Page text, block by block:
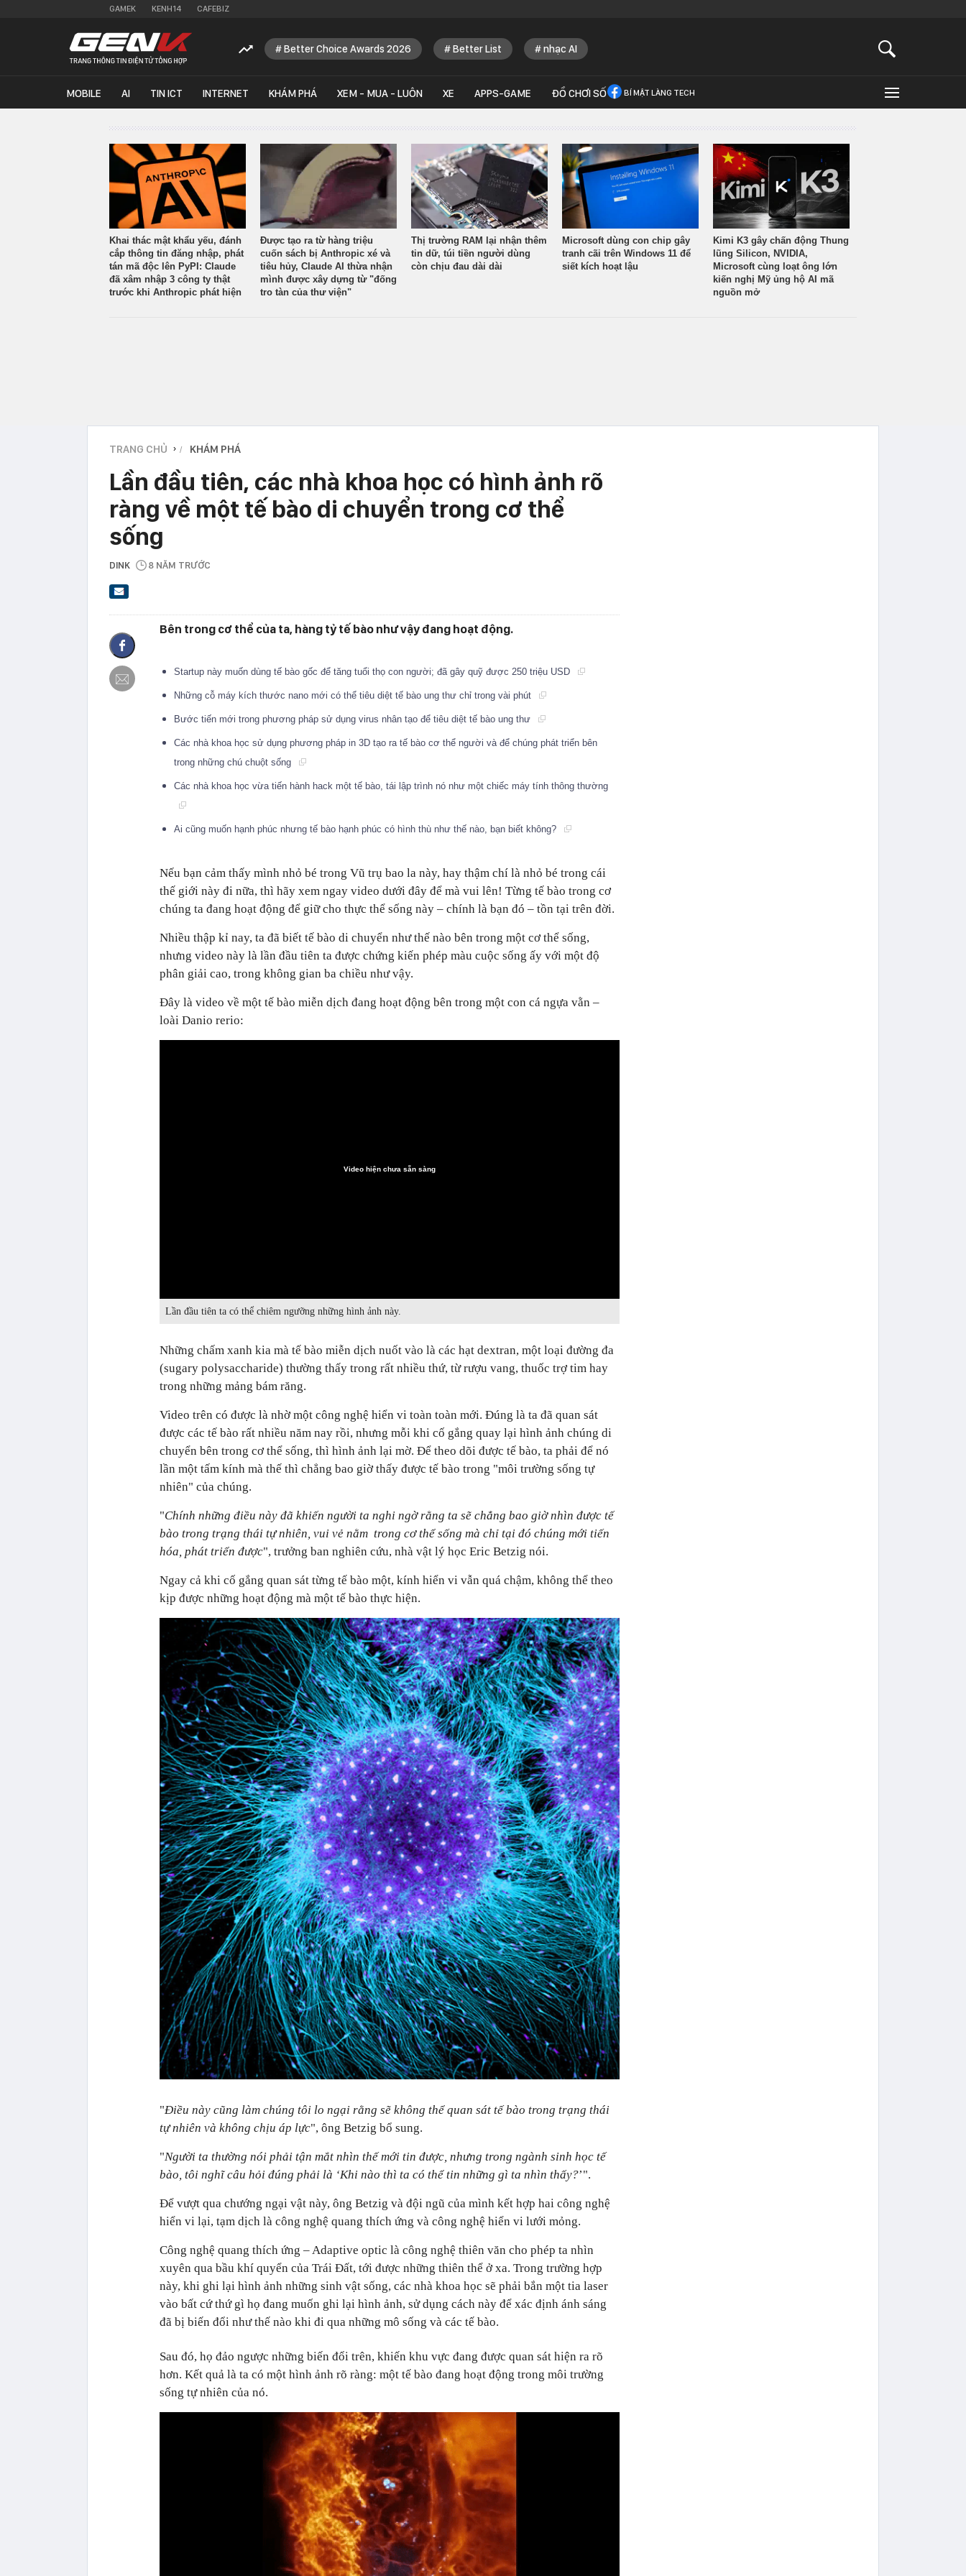
GAMEK KENH14 CAFEBIZ
Better Choice Awards 2026 Better List nhạc AI
MOBILE AI TIN ICT INTERNET KHÁM PHÁ XEM - MUA - LUÔN XE APPS-GAME ĐỒ CHƠI SỐ BÍ MẬT LÀNG TECH
Khai thác mật khẩu yếu, đánh
cắp thông tin đăng nhập, phát
tán mã độc lên PyPI: Claude
đã xâm nhập 3 công ty thật
trước khi Anthropic phát hiện
Được tạo ra từ hàng triệu
cuốn sách bị Anthropic xé và
tiêu hủy, Claude AI thừa nhận
mình được xây dựng từ "đống
tro tàn của thư viện"
Thị trường RAM lại nhận thêm
tin dữ, túi tiền người dùng
còn chịu đau dài dài
Microsoft dùng con chip gây
tranh cãi trên Windows 11 để
siết kích hoạt lậu
Kimi K3 gây chấn động Thung
lũng Silicon, NVIDIA,
Microsoft cùng loạt ông lớn
kiến nghị Mỹ ủng hộ AI mã
nguồn mở
TRANG CHỦ › KHÁM PHÁ
Lần đầu tiên, các nhà khoa học có hình ảnh rõ
ràng về một tế bào di chuyển trong cơ thể
sống
DINK 8 NĂM TRƯỚC
Bên trong cơ thể của ta, hàng tỷ tế bào như vậy đang hoạt động.
Startup này muốn dùng tế bào gốc để tăng tuổi thọ con người; đã gây quỹ được 250 triệu USD
Những cỗ máy kích thước nano mới có thể tiêu diệt tế bào ung thư chỉ trong vài phút
Bước tiến mới trong phương pháp sử dụng virus nhân tạo để tiêu diệt tế bào ung thư
Các nhà khoa học sử dụng phương pháp in 3D tạo ra tế bào cơ thể người và để chúng phát triển bên
trong những chú chuột sống
Các nhà khoa học vừa tiến hành hack một tế bào, tái lập trình nó như một chiếc máy tính thông thường
Ai cũng muốn hạnh phúc nhưng tế bào hạnh phúc có hình thù như thế nào, bạn biết không?
Nếu bạn cảm thấy mình nhỏ bé trong Vũ trụ bao la này, hay thậm chí là nhỏ bé trong cái
thế giới này đi nữa, thì hãy xem ngay video dưới đây để mà vui lên! Từng tế bào trong cơ
chúng ta đang hoạt động để giữ cho thực thể sống này – chính là bạn đó – tồn tại trên đời.
Nhiều thập kỉ nay, ta đã biết tế bào di chuyển như thế nào bên trong một cơ thể sống,
nhưng video này là lần đầu tiên ta được chứng kiến phép màu cuộc sống ấy với một độ
phân giải cao, trong không gian ba chiều như vậy.
Đây là video về một tế bào miễn dịch đang hoạt động bên trong một con cá ngựa vằn –
loài Danio rerio:
Video hiện chưa sẵn sàng
Lần đầu tiên ta có thể chiêm ngưỡng những hình ảnh này.
Những chấm xanh kia mà tế bào miễn dịch nuốt vào là các hạt dextran, một loại đường đa
(sugary polysaccharide) thường thấy trong rất nhiều thứ, từ rượu vang, thuốc trợ tim hay
trong những mảng bám răng.
Video trên có được là nhờ một công nghệ hiển vi toàn toàn mới. Đúng là ta đã quan sát
được các tế bào rất nhiều năm nay rồi, nhưng mỗi khi cố gắng quay lại hình ảnh chúng di
chuyển bên trong cơ thể sống, thì hình ảnh lại mờ. Để theo dõi được tế bào, ta phải để nó
lần một tấm kính mà thế thì chẳng bao giờ thấy được tế bào trong "môi trường sống tự
nhiên" của chúng.
"Chính những điều này đã khiến người ta nghi ngờ rằng ta sẽ chẳng bao giờ nhìn được tế
bào trong trạng thái tự nhiên, vui vẻ nằm trong cơ thể sống mà chỉ tại đó chúng mới tiến
hóa, phát triển được", trưởng ban nghiên cứu, nhà vật lý học Eric Betzig nói.
Ngay cả khi cố gắng quan sát từng tế bào một, kính hiển vi vẫn quá chậm, không thể theo
kịp được những hoạt động mà một tế bào thực hiện.
"Điều này cũng làm chúng tôi lo ngại rằng sẽ không thể quan sát tế bào trong trạng thái
tự nhiên và không chịu áp lực", ông Betzig bổ sung.
"Người ta thường nói phải tận mắt nhìn thế mới tin được, nhưng trong ngành sinh học tế
bào, tôi nghĩ câu hỏi đúng phải là ‘Khi nào thì ta có thể tin những gì ta nhìn thấy?’".
Để vượt qua chướng ngại vật này, ông Betzig và đội ngũ của mình kết hợp hai công nghệ
hiển vi lại, tạm dịch là công nghệ quang thích ứng và công nghệ hiển vi lưới mỏng.
Công nghệ quang thích ứng – Adaptive optic là công nghệ thiên văn cho phép ta nhìn
xuyên qua bầu khí quyển của Trái Đất, tới được những thiên thể ở xa. Trong trường hợp
này, khi ghi lại hình ảnh những sinh vật sống, các nhà khoa học sẽ phải bắn một tia laser
vào bất cứ thứ gì họ đang muốn ghi lại hình ảnh, sử dụng cách này để xác định ánh sáng
đã bị biến đổi như thế nào khi đi qua những mô sống và các tế bào.
Sau đó, họ đảo ngược những biến đổi trên, khiến khu vực đang được quan sát hiện ra rõ
hơn. Kết quả là ta có một hình ảnh rõ ràng: một tế bào đang hoạt động trong môi trường
sống tự nhiên của nó.